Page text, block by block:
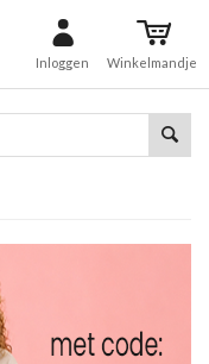
Inloggen Winkelmandje